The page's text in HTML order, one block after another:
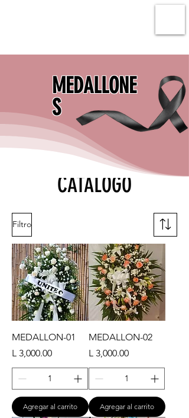
CATÁLOGO
MEDALLONE
S
Filtro
MEDALLON-01
Precio
L 3,000.00
Agregar al carrito
MEDALLON-02
Precio
L 3,000.00
Agregar al carrito